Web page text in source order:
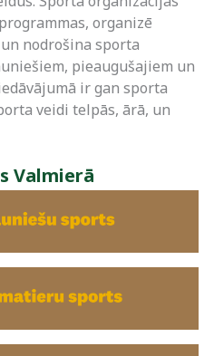
organizē
nodrošina sporta
pieaugušajiem un
ir gan sporta
veidi telpās, ārā, un
Valmierā